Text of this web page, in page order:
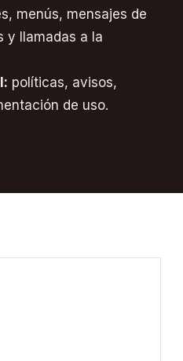
menús, mensajes de
y llamadas a la
políticas, avisos,
de uso.